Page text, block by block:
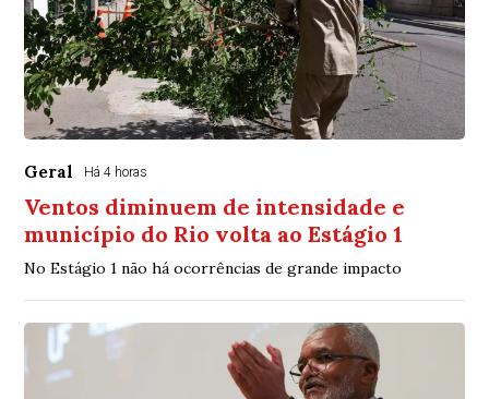
Geral Há 4 horas
Ventos diminuem de intensidade e
município do Rio volta ao Estágio 1
No Estágio 1 não há ocorrências de grande impacto